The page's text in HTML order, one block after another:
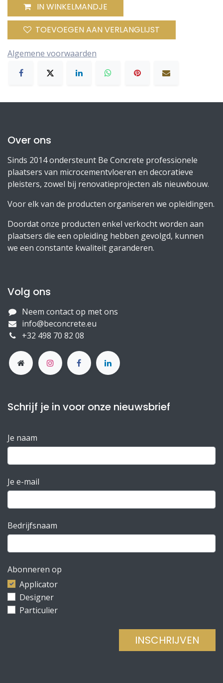
IN WINKELMANDJE
TOEVOEGEN AAN VERLANGLIJST
Algemene voorwaarden
Over ons
Sinds 2014 ondersteunt Be Concrete professionele
plaatsers van microcementvloeren en decoratieve
pleisters, zowel bij renovatieprojecten als nieuwbouw.
Voor elk van de producten organiseren we opleidingen.
Doordat onze producten enkel verkocht worden aan
plaatsers die een opleiding hebben gevolgd, kunnen
we een constante kwaliteit garanderen.
Volg ons
Neem contact op met ons
info@beconcrete.eu
+32 498 70 82 08
Schrijf je in voor onze nieuwsbrief
Je naam
Je e-mail
Bedrijfsnaam
Abonneren op
Applicator
Designer
Particulier
INSCHRIJVEN